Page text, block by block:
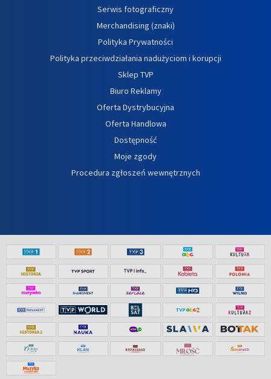
Serwis fotograficzny
Merchandising (znaki)
Polityka Prywatności
Polityka przeciwdziałania nadużyciom i korupcji
Sklep TVP
Biuro Reklamy
Oferta Dystrybucyjna
Oferta Handlowa
Dostępność
Moje zgody
Procedura zgłoszeń wewnętrznych